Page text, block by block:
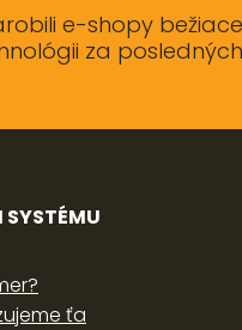
e-shopy
za
ťa